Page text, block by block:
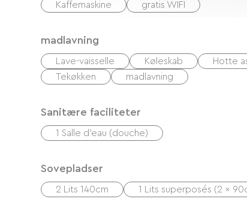
Kaffemaskine
gratis WIFI
madlavning
Lave-vaisselle Køleskab Hotte
Tekøkken
madlavning
Sanitære faciliteter
1 Salle d'eau (douche)
Sovepladser
2 Lits 140cm 1 Lits superposés (2 x